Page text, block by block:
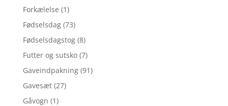
Forkælelse (1)
Fødselsdag (73)
Fødselsdagstog (8)
Futter og sutsko (7)
Gaveindpakning (91)
Gavesæt (27)
Gåvogn (1)